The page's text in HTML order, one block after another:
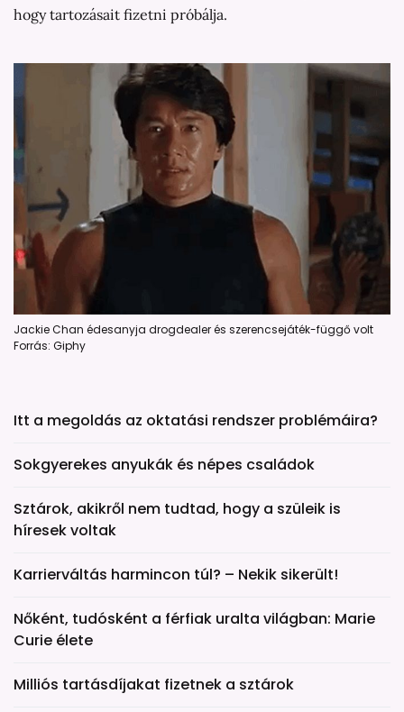
hogy tartozásait fizetni próbálja.
Jackie Chan édesanyja drogdealer és szerencsejáték-függő volt
Forrás: Giphy
Itt a megoldás az oktatási rendszer problémáira?
Sokgyerekes anyukák és népes családok
Sztárok, akikről nem tudtad, hogy a szüleik is
híresek voltak
Karrierváltás harmincon túl? – Nekik sikerült!
Nőként, tudósként a férfiak uralta világban: Marie
Curie élete
Milliós tartásdíjakat fizetnek a sztárok